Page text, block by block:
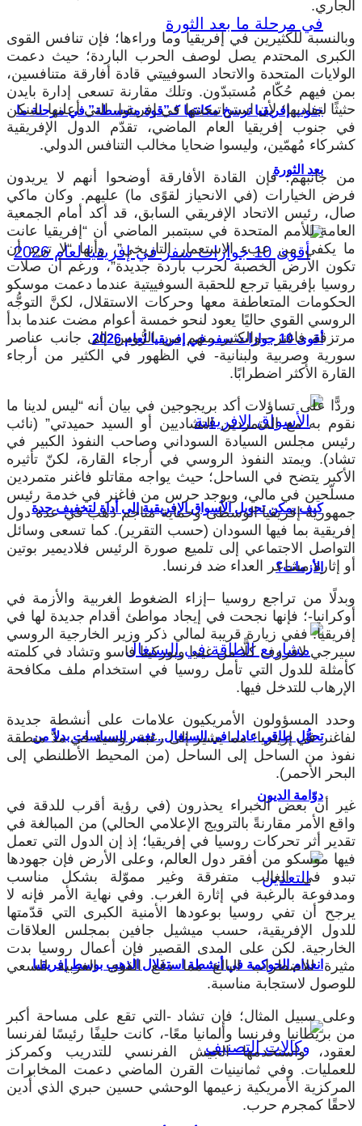
جنوب إفريقيا ترسخ مكانتها كـ”قوة متوسطة” في مرحلة ما
بعد الثورة
أقوى 10 جوازات سفر في إفريقيا لعام 2026
كيف يمكن تحويل الأسواق الإفريقية إلى أداة لتخفيف حدة
الأزمات؟
تحوُّل طاقي عادل في السنغال.. تغيير السياسات بدلاً من
دوّامة الديون
انعدام الحوكمة في أنشطة استغلال الذهب بوسط إفريقيا
الجاري.
وبالنسبة للكثيرين في إفريقيا وما وراءها؛ فإن تنافس القوى
الكبرى المحتدم يصل لوصف الحرب الباردة؛ حيث دعمت
الولايات المتحدة والاتحاد السوفييتي قادة أفارقة متنافسين،
بمن فيهم حُكّام مُستبدّون. وتلك مقارنة تسعى إدارة بايدن
حثيثًا لتفاديها؛ لأن استراتيجيتها في إفريقيا، التي أعلنها بلينكن
في جنوب إفريقيا العام الماضي، تقدّم الدول الإفريقية
كشركاء مُهمّين، وليسوا ضحايا مخالب التنافس الدولي.
من جانبهم؛ فإن القادة الأفارقة أوضحوا أنهم لا يريدون
فرض الخيارات (في الانحياز لقوًى ما) عليهم. وكان ماكي
صال، رئيس الاتحاد الإفريقي السابق، قد أكد أمام الجمعية
العامة للأمم المتحدة في سبتمبر الماضي أن “إفريقيا عانت
ما يكفي من عبء الاستعمار التاريخي”، وأنها “لا تريد أن
تكون الأرض الخصبة لحرب باردة جديدة”، ورغم أن صلات
روسيا بإفريقيا ترجع للحقبة السوفييتية عندما دعمت موسكو
الحكومات المتعاطفة معها وحركات الاستقلال، لكنَّ التوجُّه
الروسي القوي حاليًا يعود لنحو خمسة أعوام مضت عندما بدأ
مرتزقة فاغنر –والكثير منهم من الرُّوس إلى جانب عناصر
سورية وصربية ولبنانية- في الظهور في الكثير من أرجاء
القارة الأكثر اضطرابًا.
وردًّا على تساؤلات أكد بريجوجين في بيان أنه “ليس لدينا ما
نقوم به مع المتمردين التشاديين أو السيد حميدتي” (نائب
رئيس مجلس السيادة السوداني وصاحب النفوذ الكبير في
تشاد). ويمتد النفوذ الروسي في أرجاء القارة، لكنّ تأثيره
الأكبر يتضح في الساحل؛ حيث يواجه مقاتلو فاغنر متمردين
مسلّحين في مالي، ويوجد حرس من فاغنر في خدمة رئيس
جمهورية إفريقيا الوسطى وحماية مناجم ذهب في عدة دول
إفريقية بما فيها السودان (حسب التقرير). كما تسعى وسائل
التواصل الاجتماعي إلى تلميع صورة الرئيس فلاديمير بوتين
أو إثارة مشاعر العداء ضد فرنسا.
وبدلًا من تراجع روسيا –إزاء الضغوط الغربية والأزمة في
أوكرانيا-؛ فإنها نجحت في إيجاد مواطئ أقدام جديدة لها في
إفريقيا. ففي زيارة قريبة لمالي ذكر وزير الخارجية الروسي
سيرجي لافروف كلًّا من غينيا وبوركينا فاسو وتشاد في كلمته
كأمثلة للدول التي تأمل روسيا في استخدام ملف مكافحة
الإرهاب للتدخل فيها.
وحدد المسؤولون الأمريكيون علامات على أنشطة جديدة
لفاغنر في إريتريا؛ مما يشير إلى رغبة روسية في مدّ منطقة
نفوذ من الساحل إلى الساحل (من المحيط الأطلنطي إلى
البحر الأحمر).
غير أن بعض الخبراء يحذرون (في رؤية أقرب للدقة في
واقع الأمر مقارنةً بالترويج الإعلامي الحالي) من المبالغة في
تقدير أثر تحركات روسيا في إفريقيا؛ إذ إن الدول التي تعمل
فيها موسكو من أفقر دول العالم، وعلى الأرض فإن جهودها
تبدو في الغالب متفرقة وغير مموّلة بشكل مناسب
ومدفوعة بالرغبة في إثارة الغرب. وفي نهاية الأمر فإنه لا
يرجح أن تفي روسيا بوعودها الأمنية الكبرى التي قدّمتها
للدول الإفريقية، حسب ميشيل جافين بمجلس العلاقات
الخارجية. لكن على المدى القصير فإن أعمال روسيا بدت
مثيرة للاضطراب البالغ مما دفَع القوى الغربية للسعي
للوصول لاستجابة مناسبة.
وعلى سبيل المثال؛ فإن تشاد -التي تقع على مساحة أكبر
من بريطانيا وفرنسا وألمانيا معًا-، كانت حليفًا رئيسًا لفرنسا
لعقود، واستخدمها الجيش الفرنسي للتدريب وكمركز
للعمليات. وفي ثمانينيات القرن الماضي دعمت المخابرات
المركزية الأمريكية زعيمها الوحشي حسين حبري الذي أُدين
لاحقًا كمجرم حرب.